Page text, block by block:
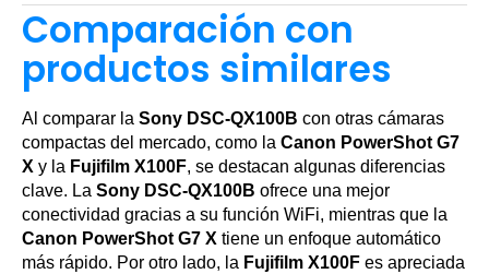
Comparación con
productos similares
Al comparar la Sony DSC-QX100B con otras cámaras
compactas del mercado, como la Canon PowerShot G7
X y la Fujifilm X100F, se destacan algunas diferencias
clave. La Sony DSC-QX100B ofrece una mejor
conectividad gracias a su función WiFi, mientras que la
Canon PowerShot G7 X tiene un enfoque automático
más rápido. Por otro lado, la Fujifilm X100F es apreciada